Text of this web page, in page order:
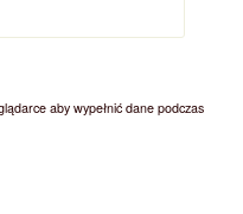
aby wypełnić dane podczas